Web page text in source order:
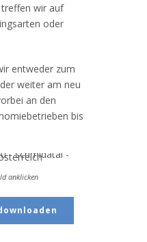
wir auf
oder
entweder zum
weiter am neu
an den
bis
anklicken